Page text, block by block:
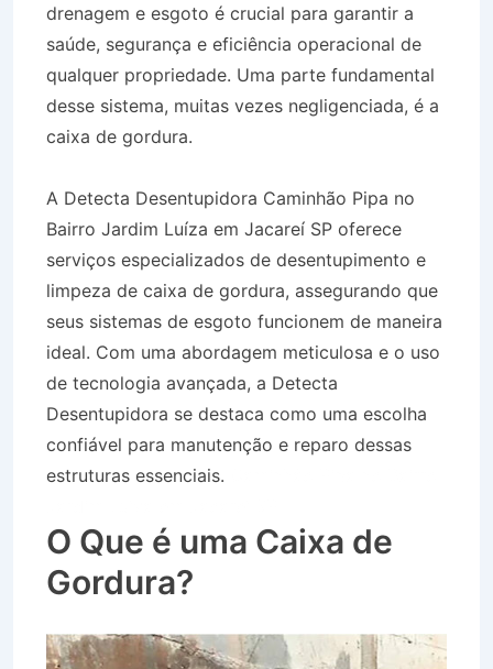
drenagem e esgoto é crucial para garantir a
saúde, segurança e eficiência operacional de
qualquer propriedade. Uma parte fundamental
desse sistema, muitas vezes negligenciada, é a
caixa de gordura.
A Detecta Desentupidora Caminhão Pipa no
Bairro Jardim Luíza em Jacareí SP oferece
serviços especializados de desentupimento e
limpeza de caixa de gordura, assegurando que
seus sistemas de esgoto funcionem de maneira
ideal. Com uma abordagem meticulosa e o uso
de tecnologia avançada, a Detecta
Desentupidora se destaca como uma escolha
confiável para manutenção e reparo dessas
estruturas essenciais.
O Que é uma Caixa de
Gordura?